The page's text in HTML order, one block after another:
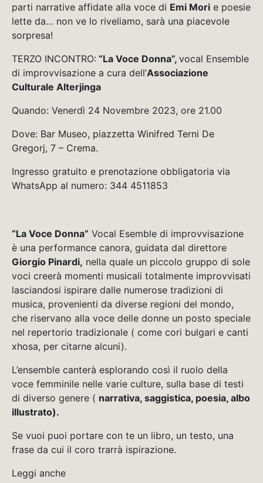
parti narrative affidate alla voce di Emi Mori e poesie
lette da… non ve lo riveliamo, sarà una piacevole
sorpresa!
TERZO INCONTRO: “La Voce Donna”, vocal Ensemble
di improvvisazione a cura dell’Associazione
Culturale Alterjinga
Quando: Venerdì 24 Novembre 2023, ore 21.00
Dove: Bar Museo, piazzetta Winifred Terni De
Gregorj, 7 – Crema.
Ingresso gratuito e prenotazione obbligatoria via
WhatsApp al numero: 344 4511853
“La Voce Donna” Vocal Esemble di improvvisazione
è una performance canora, guidata dal direttore
Giorgio Pinardi, nella quale un piccolo gruppo di sole
voci creerà momenti musicali totalmente improvvisati
lasciandosi ispirare dalle numerose tradizioni di
musica, provenienti da diverse regioni del mondo,
che riservano alla voce delle donne un posto speciale
nel repertorio tradizionale ( come cori bulgari e canti
xhosa, per citarne alcuni).
L’ensemble canterà esplorando così il ruolo della
voce femminile nelle varie culture, sulla base di testi
di diverso genere ( narrativa, saggistica, poesia, albo
illustrato).
Se vuoi puoi portare con te un libro, un testo, una
frase da cui il coro trarrà ispirazione.
Leggi anche